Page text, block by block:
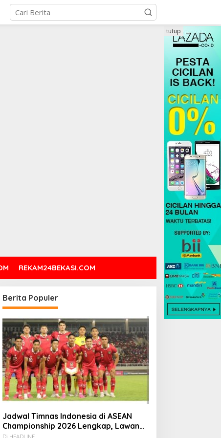
REKAM24BEKASI.COM
tutup
Berita Populer
Jadwal Timnas Indonesia di ASEAN
Championship 2026 Lengkap, Lawan
Kamboja hingga Vietnam